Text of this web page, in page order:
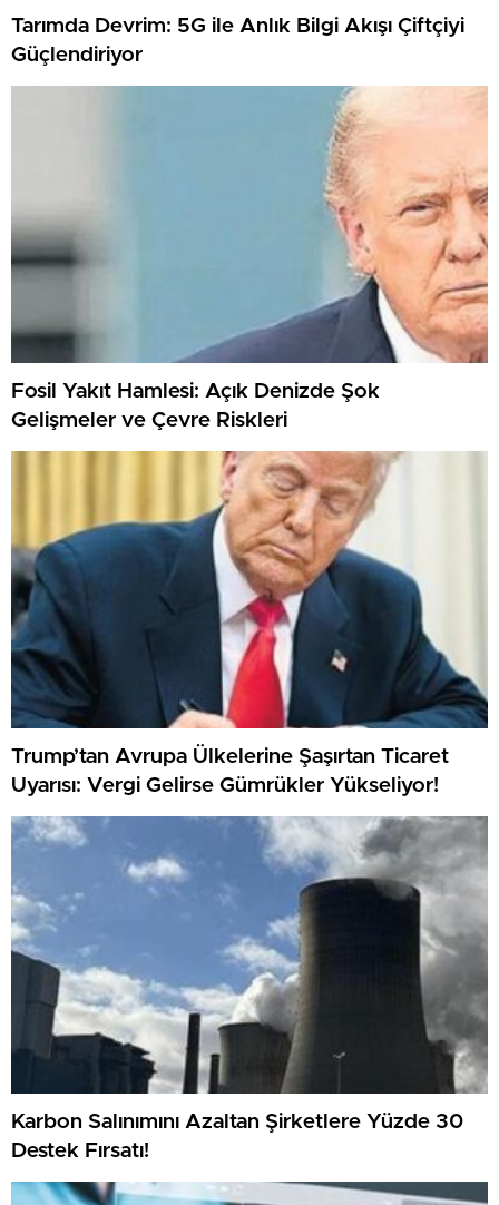
Tarımda Devrim: 5G ile Anlık Bilgi Akışı Çiftçiyi
Güçlendiriyor
Fosil Yakıt Hamlesi: Açık Denizde Şok
Gelişmeler ve Çevre Riskleri
Trump’tan Avrupa Ülkelerine Şaşırtan Ticaret
Uyarısı: Vergi Gelirse Gümrükler Yükseliyor!
Karbon Salınımını Azaltan Şirketlere Yüzde 30
Destek Fırsatı!